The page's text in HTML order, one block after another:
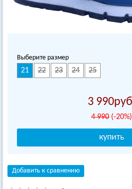
Выберите размер
21 22 23 24 25
3 990
4 990 (-20%)
Добавить к сравнению